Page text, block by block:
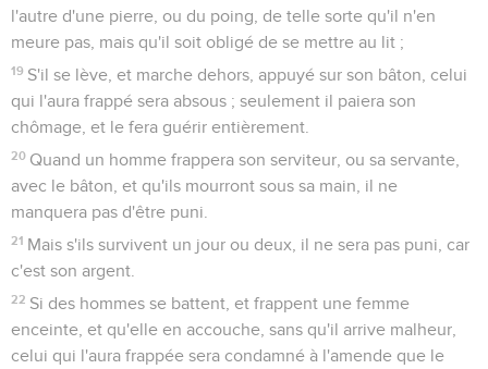
l'autre d'une pierre, ou du poing, de telle sorte qu'il n'en
meure pas, mais qu'il soit obligé de se mettre au lit ;
19 S'il se lève, et marche dehors, appuyé sur son bâton, celui
qui l'aura frappé sera absous ; seulement il paiera son
chômage, et le fera guérir entièrement.
20 Quand un homme frappera son serviteur, ou sa servante,
avec le bâton, et qu'ils mourront sous sa main, il ne
manquera pas d'être puni.
21 Mais s'ils survivent un jour ou deux, il ne sera pas puni, car
c'est son argent.
22 Si des hommes se battent, et frappent une femme
enceinte, et qu'elle en accouche, sans qu'il arrive malheur,
celui qui l'aura frappée sera condamné à l'amende que le